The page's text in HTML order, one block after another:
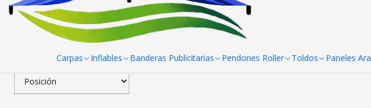
Carpas Inflables Banderas Publicitarias Pendones Roller Toldos Paneles
Filtrar Productos
1-1 de 1 productos
Aplicar filtros
ORDENAR POR
|RPCH
Toldos 2x2 Fierro blanco Reforzado